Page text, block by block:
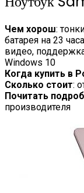
Чем хорош:
батарея на 23
видео, поддержка
Windows 10
Когда купить в
Сколько стоит:
Почитать
производителя